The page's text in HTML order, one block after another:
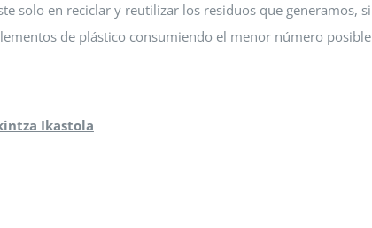
solo en reciclar y reutilizar los residuos que generamos,
de plástico consumiendo el menor número
Ikastola